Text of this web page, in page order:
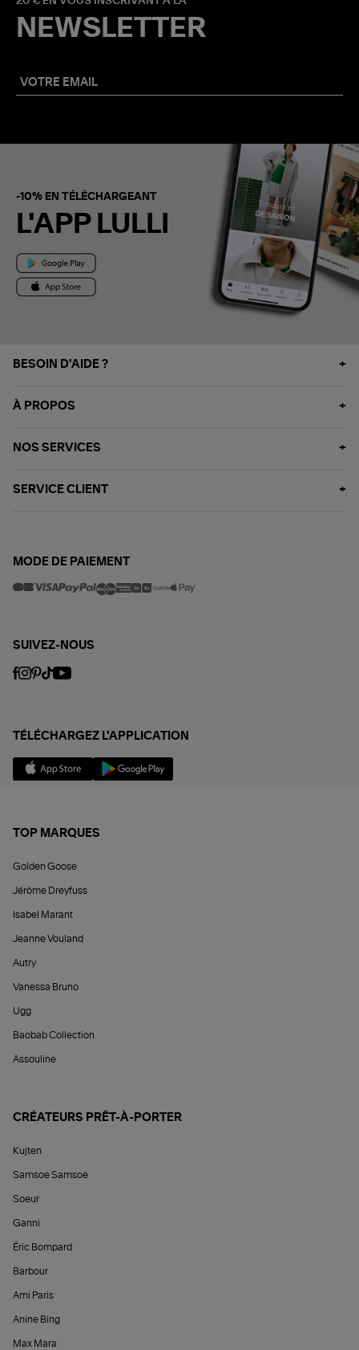
NEWSLETTER
-10% EN TÉLÉCHARGEANT
L'APP LULLI
BESOIN D'AIDE ?
À PROPOS
NOS SERVICES
SERVICE CLIENT
MODE DE PAIEMENT
SUIVEZ-NOUS
TÉLÉCHARGEZ L'APPLICATION
TOP MARQUES
Golden Goose
Jérôme Dreyfuss
Isabel Marant
Jeanne Vouland
Autry
Vanessa Bruno
Ugg
Baobab Collection
Assouline
CRÉATEURS PRÊT-À-PORTER
Kujten
Samsoe Samsoe
Soeur
Ganni
Éric Bompard
Barbour
Ami Paris
Anine Bing
Max Mara